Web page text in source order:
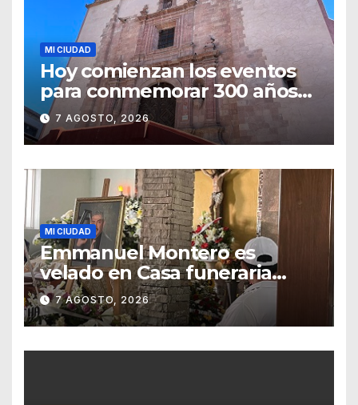
MI CIUDAD
Hoy comienzan los eventos
para conmemorar 300 años
del templo de San Roque
7 AGOSTO, 2026
MI CIUDAD
Emmanuel Montero es
velado en Casa funeraria
Forasté
7 AGOSTO, 2026